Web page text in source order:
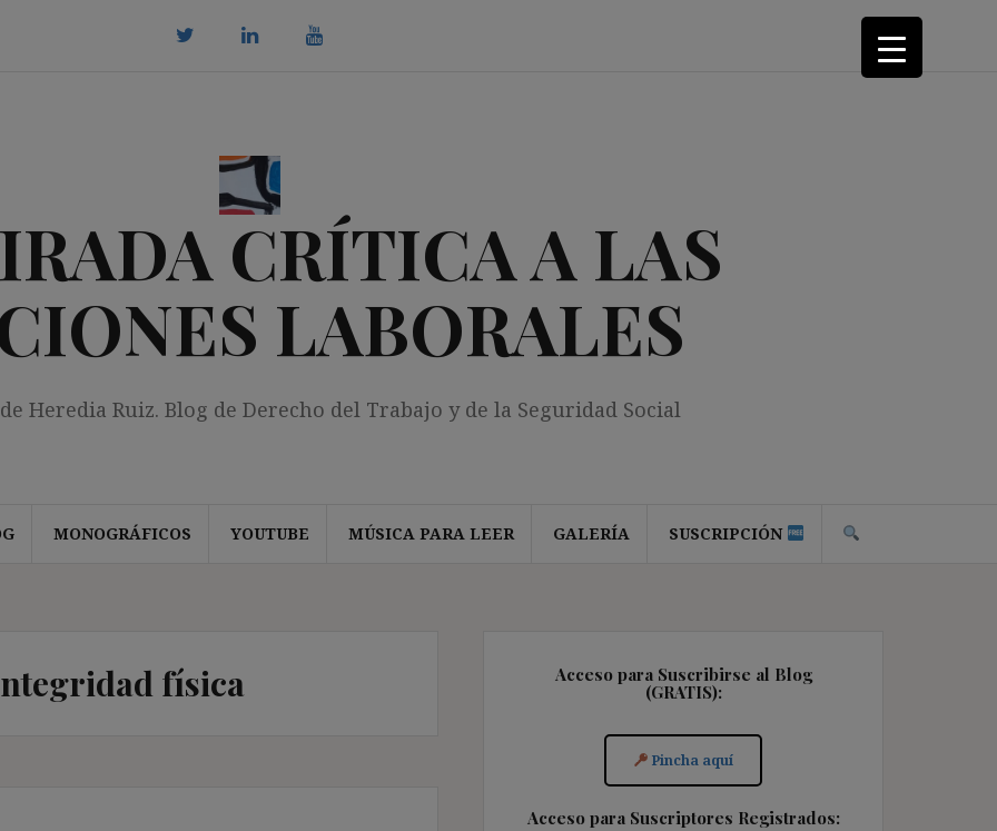
CRÍTICA A LAS
LABORALES
Heredia Ruiz. Blog de Derecho del Trabajo y de la Seguridad Social
MONOGRÁFICOS YOUTUBE MÚSICA PARA LEER GALERÍA SUSCRIPCIÓN
física
Acceso para Suscribirse al Blog
(GRATIS):
Pincha aquí
Acceso para Suscriptores Registrados: